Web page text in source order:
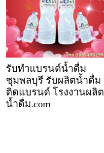
รับทำแบรนด์น้ำดื่ม
ชุมพลบุรี รับผลิตน้ำดื่ม
ติดแบรนด์ โรงงานผลิต
น้ำดื่ม.com